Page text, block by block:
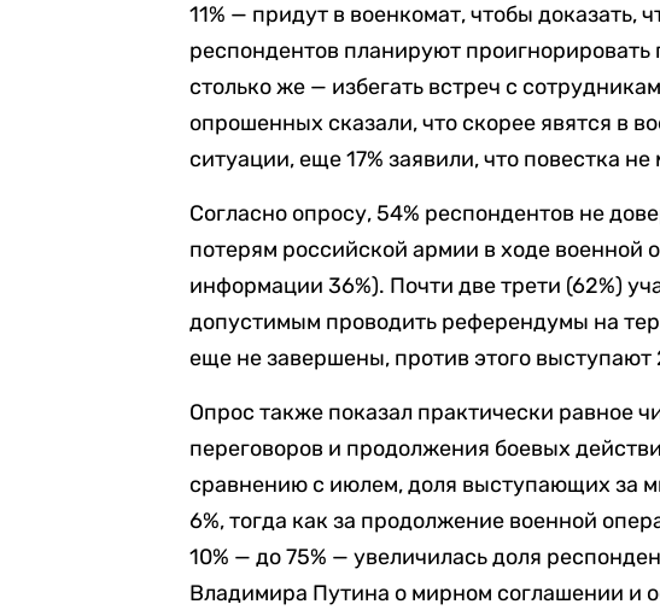
11% — придут в военкомат, чтобы доказать,
респондентов планируют проигнорировать
столько же — избегать встреч с
опрошенных сказали, что скорее явятся в
ситуации, еще 17% заявили, что повестка
Согласно опросу, 54% респондентов не
потерям российской армии в ходе военной
информации 36%). Почти две трети (62%)
допустимым проводить референдумы на
еще не завершены, против этого выступают
Опрос также показал практически равное
переговоров и продолжения боевых
сравнению с июлем, доля выступающих за
6%, тогда как за продолжение военной
10% — до 75% — увеличилась доля
Владимира Путина о мирном соглашении и